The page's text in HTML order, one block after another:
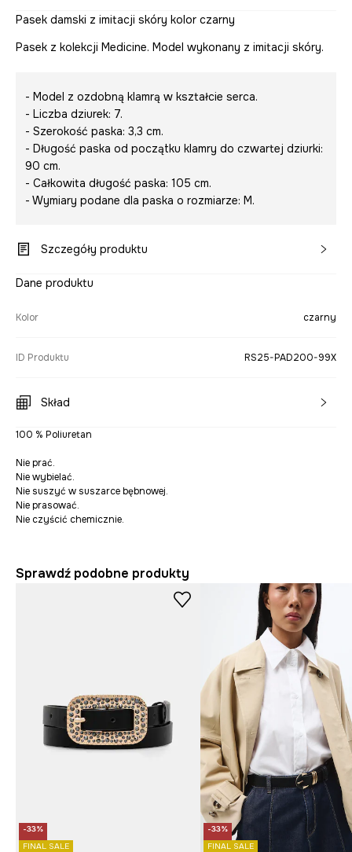
Pasek damski z imitacji skóry kolor czarny
Pasek z kolekcji Medicine. Model wykonany z imitacji skóry.
- Model z ozdobną klamrą w kształcie serca.
- Liczba dziurek: 7.
- Szerokość paska: 3,3 cm.
- Długość paska od początku klamry do czwartej dziurki:
90 cm.
- Całkowita długość paska: 105 cm.
- Wymiary podane dla paska o rozmiarze: M.
Szczegóły produktu
Dane produktu
Kolor czarny
ID Produktu RS25-PAD200-99X
Skład
100 % Poliuretan
Nie prać.
Nie wybielać.
Nie suszyć w suszarce bębnowej.
Nie prasować.
Nie czyścić chemicznie.
Sprawdź podobne produkty
-33%
FINAL SALE
-33%
FINAL SALE